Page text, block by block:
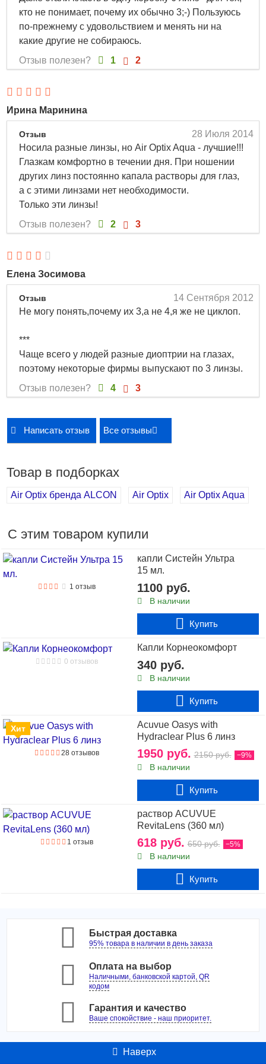
-7.75, +5, +4.5, +4, +3.5, +3, +2.5, +2, +1.5, +1, -6, -5.75,
-5.5, -5.25, -5, -4.75, -4.50, -4.25, -4, -3.75, -3.50, -3.25, -3,
-2.75, -2.50, -2.25, -2, -1.75, -1.50, -1.25, -1, +0.5, -9.5, -9,
+1.75, +2.25, +2.75, +3.25, +3.75, +4.25, +4.75, +5.25,
кто не понимает, почему их обычно 3;-) Пользуюсь
по-прежнему с удовольствием и менять ни на
какие другие не собираюсь.
Отзыв полезен?
1 2
Ирина Маринина
28 Июля 2014
Отзыв
Носила разные линзы, но Air Optix Aqua - лучшие!!!
Глазкам комфортно в течении дня. При ношении
других линз постоянно капала растворы для глаз,
а с этими линзами нет необходимости.
Только эти линзы!
Отзыв полезен?
2 3
Елена Зосимова
14 Сентября 2012
Отзыв
Не могу понять,почему их 3,а не 4,я же не циклоп.
***
Чаще всего у людей разные диоптрии на глазах,
поэтому некоторые фирмы выпускают по 3 линзы.
Отзыв полезен?
4 3
Написать отзыв Все отзывы
Товар в подборках
Air Optix бренда ALCON Air Optix Air Optix Aqua
С этим товаром купили
1 отзыв
капли Систейн Ультра
15 мл.
1100 руб.
В наличии
Купить
0 отзывов
Капли Корнеокомфорт
340 руб.
В наличии
Купить
28 отзывов
Хит
Acuvue Oasys with
Hydraclear Plus 6 линз
1950 руб. 2150 руб. −9%
В наличии
Купить
1 отзыв
раствор ACUVUE
RevitaLens (360 мл)
618 руб. 650 руб. −5%
В наличии
Купить
Быстрая доставка
95% товара в наличии в день заказа
Оплата на выбор
Наличными, банковской картой, QR
кодом
Гарантия и качество
Ваше спокойствие - наш приоритет.
Наверх